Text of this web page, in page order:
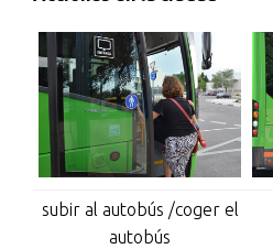
subir al autobús /coger el
autobús